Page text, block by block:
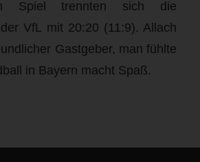
Spiel trennten sich die
VfL mit 20:20 (11:9). Allach
Gastgeber, man fühlte
in Bayern macht Spaß.